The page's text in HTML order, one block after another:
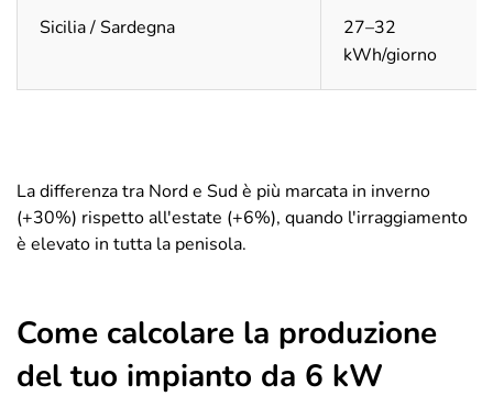
Sicilia / Sardegna
27–32
kWh/giorno
La differenza tra Nord e Sud è più marcata in inverno
(+30%) rispetto all'estate (+6%), quando l'irraggiamento
è elevato in tutta la penisola.
Come calcolare la produzione
del tuo impianto da 6 kW